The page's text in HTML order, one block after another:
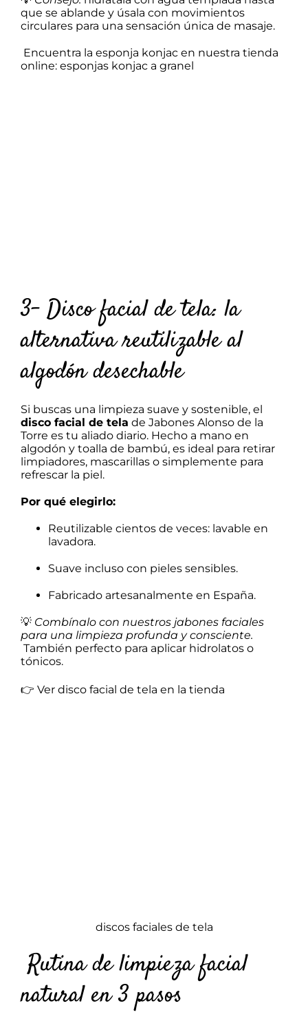
que se ablande y úsala con movimientos
circulares para una sensación única de masaje.
Encuentra la esponja konjac en nuestra tienda
online: esponjas konjac a granel
3- Disco facial de tela: la
alternativa reutilizable al
algodón desechable
Si buscas una limpieza suave y sostenible, el
disco facial de tela de Jabones Alonso de la
Torre es tu aliado diario. Hecho a mano en
algodón y toalla de bambú, es ideal para retirar
limpiadores, mascarillas o simplemente para
refrescar la piel.
Por qué elegirlo:
Reutilizable cientos de veces: lavable en
lavadora.
Suave incluso con pieles sensibles.
Fabricado artesanalmente en España.
💡 Combínalo con nuestros jabones faciales
para una limpieza profunda y consciente.
También perfecto para aplicar hidrolatos o
tónicos.
👉 Ver disco facial de tela en la tienda
discos faciales de tela
Rutina de limpieza facial
natural en 3 pasos